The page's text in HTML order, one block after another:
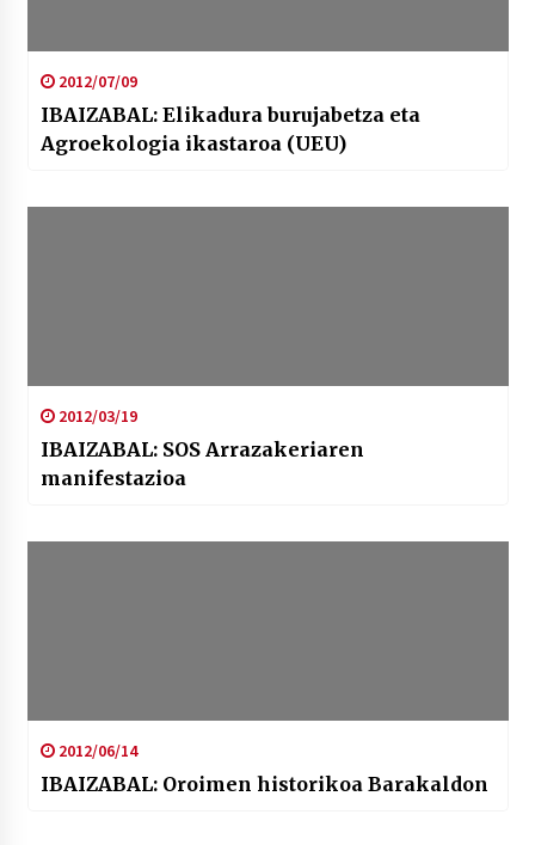
2012/07/09
IBAIZABAL: Elikadura burujabetza eta
Agroekologia ikastaroa (UEU)
2012/03/19
IBAIZABAL: SOS Arrazakeriaren
manifestazioa
2012/06/14
IBAIZABAL: Oroimen historikoa Barakaldon